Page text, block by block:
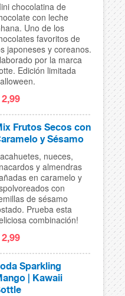
chocolatina de
con leche
Uno de los
favoritos de
japoneses y coreanos.
por la marca
Edición limitada
Frutos Secos con
y Sésamo
nueces,
y almendras
en caramelo y
con
de sésamo
Prueba esta
combinación!
Sparkling
| Kawaii